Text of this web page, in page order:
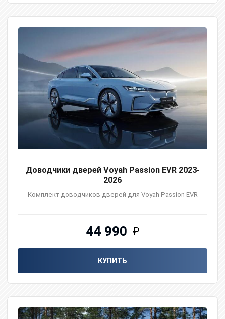
Доводчики дверей Voyah Passion EVR 2023-
2026
Комплект доводчиков дверей для Voyah Passion EVR
44 990 ₽
КУПИТЬ